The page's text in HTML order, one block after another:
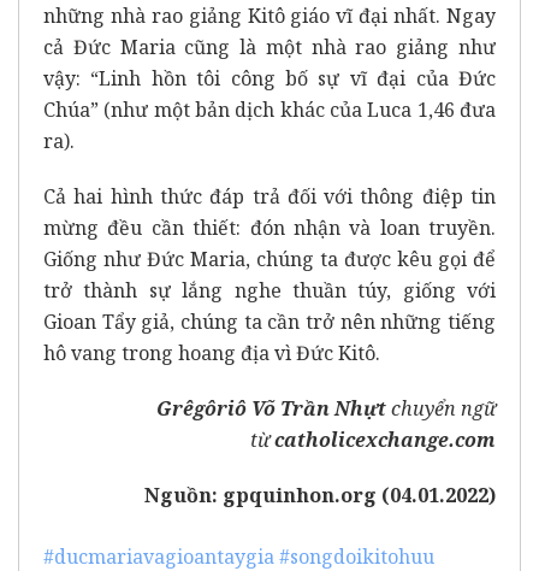
những nhà rao giảng Kitô giáo vĩ đại nhất. Ngay
cả Đức Maria cũng là một nhà rao giảng như
vậy: “Linh hồn tôi công bố sự vĩ đại của Đức
Chúa” (như một bản dịch khác của Luca 1,46 đưa
ra).
Cả hai hình thức đáp trả đối với thông điệp tin
mừng đều cần thiết: đón nhận và loan truyền.
Giống như Đức Maria, chúng ta được kêu gọi để
trở thành sự lắng nghe thuần túy, giống với
Gioan Tẩy giả, chúng ta cần trở nên những tiếng
hô vang trong hoang địa vì Đức Kitô.
Grêgôriô Võ Trần Nhựtchuyển ngữ
từcatholicexchange.com
Nguồn: gpquinhon.org (04.01.2022)
#ducmariavagioantaygia#songdoikitohuu